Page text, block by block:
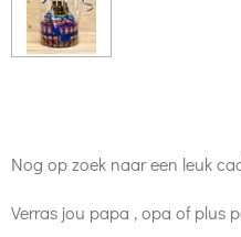
Nog op zoek naar een leuk
Verras jou papa , opa of plus